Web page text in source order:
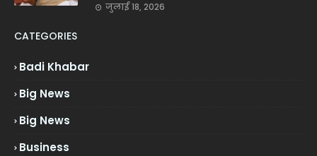
जुलाई 18, 2026
CATEGORIES
Badi Khabar
Big News
Big News
Business